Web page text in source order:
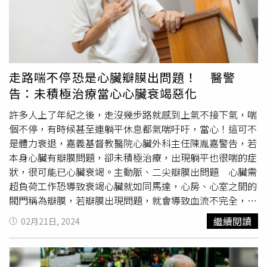
治療、下午就可以正常進食，2、3天後就可以下床自由活
動。經導管療法流程：從病患的鼠蹊部做股動脈穿刺，植入
導引鞘管，將帶有人工瓣膜的導管引入血管內。從股動脈一
路沿著主動脈，進到退化瓣膜所在的位置。經由影像定位，
把瓣膜擴張，退化的瓣膜推在外側，新的瓣膜取代舊瓣膜。
4+1條件健保給付！ 團隊擬定治療策略然而，經導管置換
瓣膜動輒上百萬，讓許多患者與家屬卻步。林口長庚紀念醫
院心臟血管內科系主任謝宜璋表示，目前健保可給付4+1條
件置換瓣膜： 4點必要條件：心衰竭症狀達到2~4級嚴重主
動脈瓣膜狹窄至少2位心臟外科醫師判定進行開胸手術風險
過高病人有1年以上的術後存活率另具備以下條件之一：無
法接受開刀手術或開刀風險性過高有以下情形之一者：曾接
受心臟手術，如冠狀動脈繞道手術，心臟瓣膜手術，嚴重主
動脈鈣化，胸腔燒灼後遺症，曾接受過縱膈腔放射治療，嚴
重結構組織疾病，導致不能進行手術，肝硬化及肺功能不全
者。符合以上規定者，即可申請健保之給付。國人平均壽命
延長，共病多、病情複雜，手術風險也提高。謝宜璋表示，
對於高齡患者，侵入性低的治療為優先考量。每位患者病情
道癌發生，洪吉來主任建議，戒菸、酒、檳榔是最重要的事
情，另外應避免常吃含亞硝胺如醃漬、煙燻及過熱的食物，
可以多吃蔬菜、水果等富含維他命C食物，可降低癌症的發
生率。洪吉來主任說明，早期食道癌可進行手術治療或內視
鏡切除腫瘤即可，不過腫瘤已侵犯至食道黏膜下層或更深的
位置，則必須以開胸手術切除腫瘤及食道重建，由於食道癌
不易早期發現，多數食道癌病人發現時已是晚期，造成在治
療後的預後不佳，晚期的食道癌治療會建議以手術搭配放射
及化學治療，來提高疾病控制率與存活率，他也提醒，民眾
若有感覺吞嚥異常超過2周仍未改善，務必要盡快就醫檢
查。
走路喘不停恐是心臟瓣膜出問題！ 醫警
告：未積極治療當心心臟衰竭惡化
許多人上了年紀之後，走沒幾步路就感到上氣不接下氣，喘
個不停，有時候甚至連躺平休息都氣喘吁吁，當心！這可不
是體力衰退，嘉義基督教醫院心臟外科主任陳胤嘉警告，若
本身心臟有瓣膜問題，卻未積極治療，出現躺平也很喘的症
狀，很可能已心臟衰竭。主動脈、二尖瓣膜出問題 心臟需
超負荷工作恐導致衰竭心臟就如同馬達，心房、心室之間的
閥門稱為瓣膜，若瓣膜出現問題，就會導致血流不完全，進
而引發其他問題。除了先天性的缺損（如少一瓣），瓣膜可
能會因為老化退化、風濕性心臟病、急性感染、其他疾病等
導致異常。陳胤嘉醫師說明，其中退化最為常見，因年紀大
會出現瓣膜鈣化、周邊組織疏鬆或萎縮，或連接瓣膜的腱索
02月21日, 2024 繼續閱讀